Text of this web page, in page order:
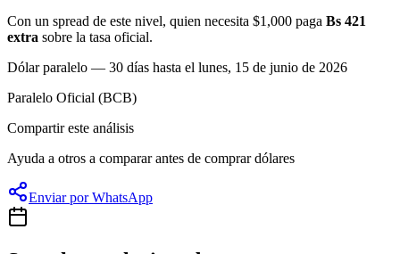
Con un spread de este nivel, quien necesita $1,000 paga Bs 421
extra sobre la tasa oficial.
Dólar paralelo — 30 días hasta el lunes, 15 de junio de 2026
Paralelo Oficial (BCB)
Compartir este análisis
Ayuda a otros a comparar antes de comprar dólares
Enviar por WhatsApp